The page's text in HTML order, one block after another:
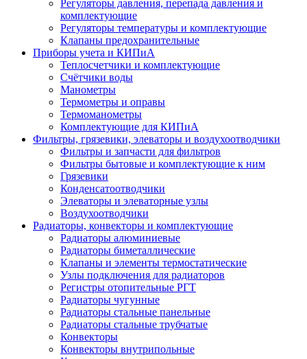
Регуляторы давления, перепада давления и
комплектующие
Регуляторы температуры и комплектующие
Клапаны предохранительные
Приборы учета и КИПиА
Теплосчетчики и комплектующие
Счётчики воды
Манометры
Термометры и оправы
Термоманометры
Комплектующие для КИПиА
Фильтры, грязевики, элеваторы и воздухоотводчики
Фильтры и запчасти для фильтров
Фильтры бытовые и комплектующие к ним
Грязевики
Конденсатоотводчики
Элеваторы и элеваторные узлы
Воздухоотводчики
Радиаторы, конвекторы и комплектующие
Радиаторы алюминиевые
Радиаторы биметаллические
Клапаны и элементы термостатические
Узлы подключения для радиаторов
Регистры отопительные РГТ
Радиаторы чугунные
Радиаторы стальные панельные
Радиаторы стальные трубчатые
Конвекторы
Конвекторы внутрипольные